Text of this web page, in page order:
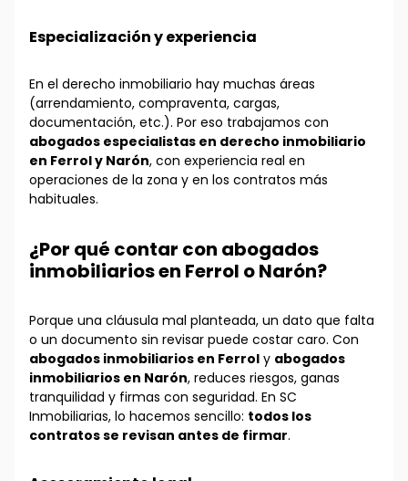
Especialización y experiencia
En el derecho inmobiliario hay muchas áreas
(arrendamiento, compraventa, cargas,
documentación, etc.). Por eso trabajamos con
abogados especialistas en derecho inmobiliario
en Ferrol y Narón, con experiencia real en
operaciones de la zona y en los contratos más
habituales.
¿Por qué contar con abogados
inmobiliarios en Ferrol o Narón?
Porque una cláusula mal planteada, un dato que falta
o un documento sin revisar puede costar caro. Con
abogados inmobiliarios en Ferrol y abogados
inmobiliarios en Narón, reduces riesgos, ganas
tranquilidad y firmas con seguridad. En SC
Inmobiliarias, lo hacemos sencillo: todos los
contratos se revisan antes de firmar.